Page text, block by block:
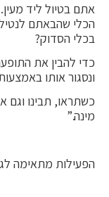
אתם בטיול ליד
הכלי שהבאתם
בכלי הסדוק?
כדי להבין את
ונסגור אותו
כשתראו, תבינו וגם
מינה.”
הפעילות מתאימה לגילאי 10 ומעלה